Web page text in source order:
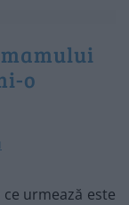
o
urmează este